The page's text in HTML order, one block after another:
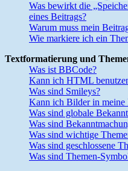
Was bewirkt die
eines Beitrags?
Warum muss mein
Wie markiere ich ein
Textformatierung und
Was ist BBCode?
Kann ich HTML
Was sind Smileys?
Kann ich Bilder in meine
Was sind globale
Was sind
Was sind wichtige
Was sind geschlossene
Was sind Themen-